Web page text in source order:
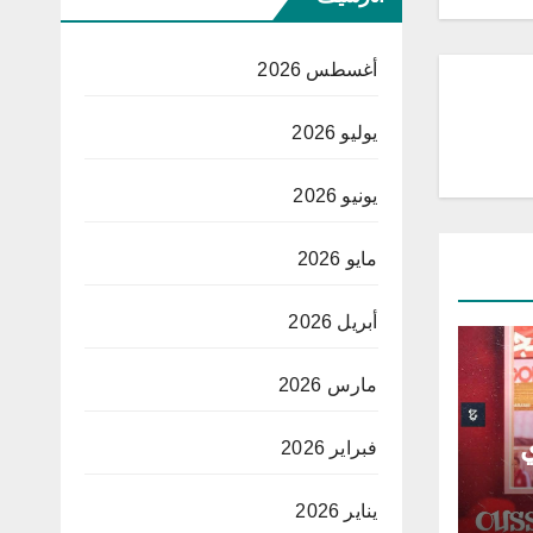
أغسطس 2026
يوليو 2026
يونيو 2026
مايو 2026
أبريل 2026
مارس 2026
فبراير 2026
يناير 2026